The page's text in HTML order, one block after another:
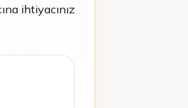
ihtiyacınız